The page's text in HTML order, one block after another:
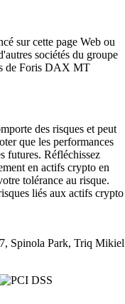
sur cette page Web ou
sociétés du groupe
de Foris DAX MT
des risques et peut
que les performances
futures. Réfléchissez
en actifs crypto en
tolérance au risque.
liés aux actifs crypto
Spinola Park, Triq Mikiel